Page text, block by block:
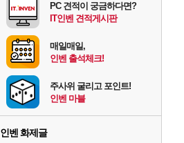
PC 견적이 궁금하다면?
IT인벤 견적게시판
매일매일,
인벤 출석체크!
주사위 굴리고 포인트!
인벤 마블
인벤 화제글